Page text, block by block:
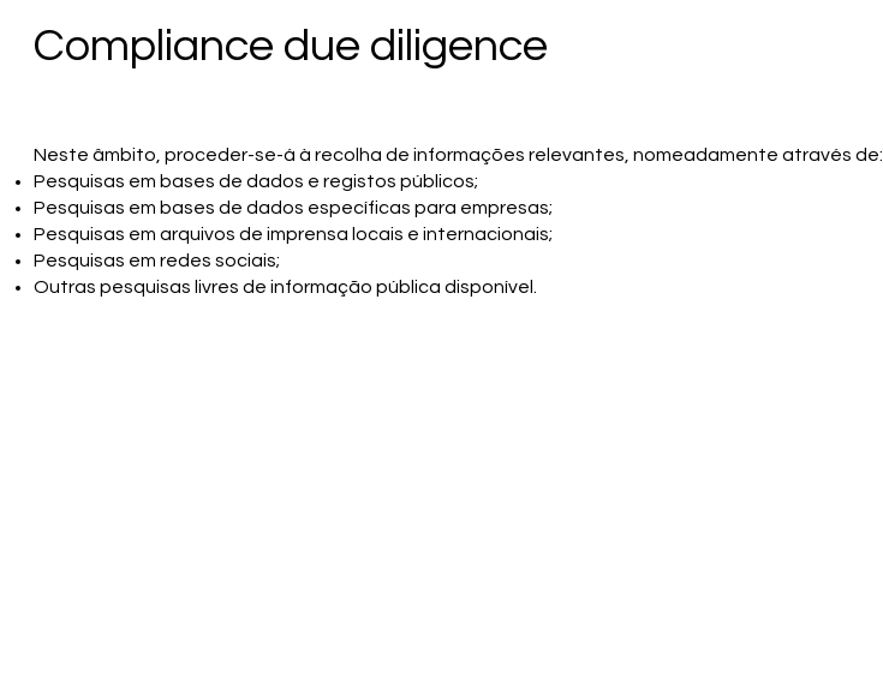
Compliance due diligence
Neste âmbito, proceder-se-á à recolha de informações relevantes, nomeadamente através de:
Pesquisas em bases de dados e registos públicos;
Pesquisas em bases de dados específicas para empresas;
Pesquisas em arquivos de imprensa locais e internacionais;
Pesquisas em redes sociais;
Outras pesquisas livres de informação pública disponível.